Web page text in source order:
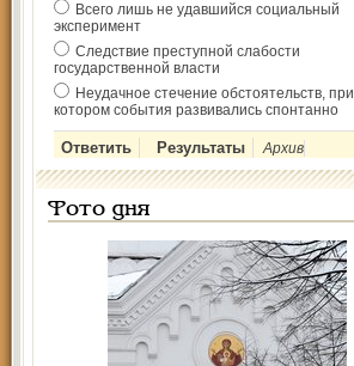
Всего лишь не удавшийся социальный
эксперимент
Следствие преступной слабости
государственной власти
Неудачное стечение обстоятельств, при
котором события развивались спонтанно
Архив
Фото дня